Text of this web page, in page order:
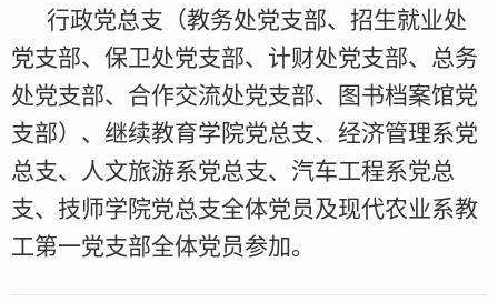
行政党总支（教务处党支部、招生就业处
党支部、保卫处党支部、计财处党支部、总务
处党支部、合作交流处党支部、图书档案馆党
支部）、继续教育学院党总支、经济管理系党
总支、人文旅游系党总支、汽车工程系党总
支、技师学院党总支全体党员及现代农业系教
工第一党支部全体党员参加。